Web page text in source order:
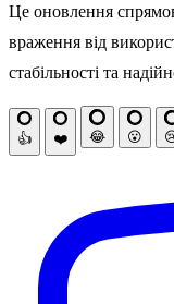
Це оновлення
враження від
стабільності та
👍 ❤️ 😂 😮